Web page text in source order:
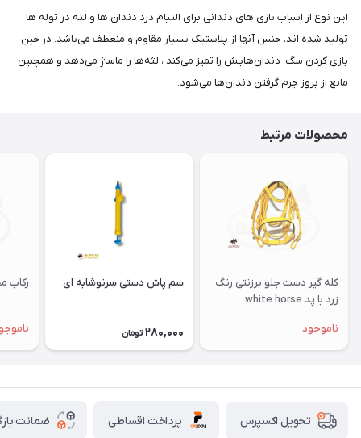
این نوع از اسباب بازی‌ های دندانی برای التیام درد دندان ها و لثه در توله ها
تولید شده اند، جنس آنها از پلاستیک بسیار مقاوم و منعطف می‌باشد. در حین
بازی کردن سگ، دندان‌هایش را تمیز می‌کند ، لثه‌ها را ماساژ می‌دهد و همچنین
مانع از بروز جرم گرفتن دندان‌ها می‌شود.
محصولات مرتبط
كله گير دست جلو برزنتی رنگ
زرد با پد white horse
ناموجود
سم پاش دستی سرنوشابه ای
280,000 تومان
رکاب
تحویل اکسپرس پرداخت اقساطی ضمانت